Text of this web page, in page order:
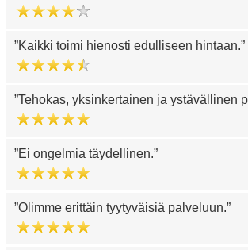
Kaikki toimi hienosti edulliseen hintaan.
Tehokas, yksinkertainen ja ystävällinen
Ei ongelmia täydellinen.
Olimme erittäin tyytyväisiä palveluun.